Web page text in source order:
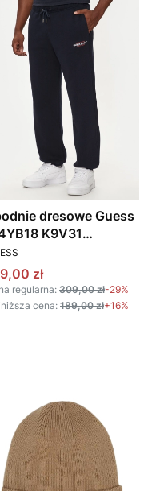
dresowe Guess
K9V31
promocyjna
zł
regularna: 309,00 zł-29%
cena:189,00 zł+16%